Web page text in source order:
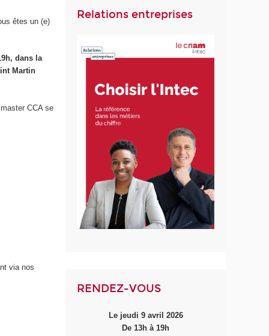
êtes un (e)
dans la
Martin
CCA se
via nos
Relations entreprises
RENDEZ-VOUS
Le jeudi 9 avril 2026
De 13h à 19h